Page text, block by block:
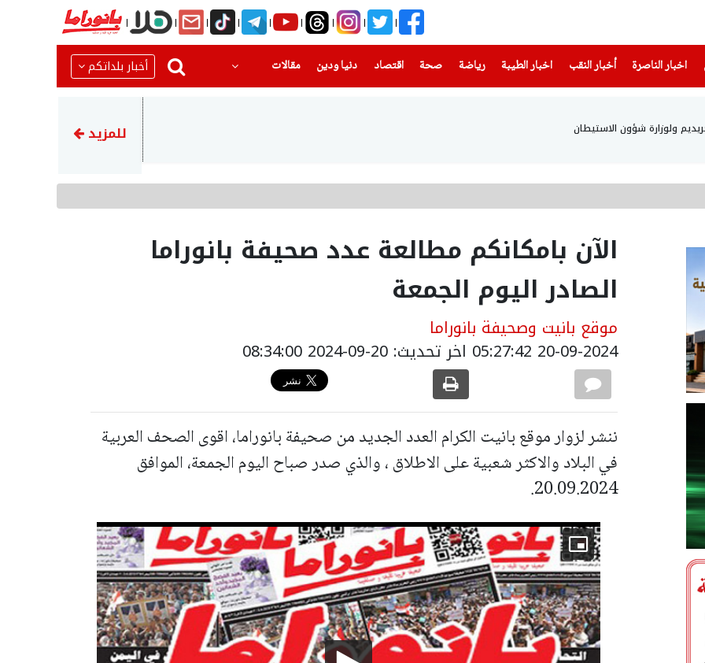
اخبار الناصرة
(current) أخبار النقب اخبار الطيبة(current) رياضة
(current) صحة(current) اقتصاد دنيا ودين
(current) مقالات أخبار بلداتكم
ولوزارة شؤون الاستيطان إيران تهدد بمهاجمة دول
للمزيد
الآن بامكانكم مطالعة عدد صحيفة بانوراما
الصادر اليوم الجمعة
موقع بانيت وصحيفة بانوراما
20-09-2024 05:27:42 اخر تحديث: 20-09-2024 08:34:00
ننشر لزوار موقع بانيت الكرام العدد الجديد من صحيفة بانوراما، اقوى الصحف العربية
في البلاد والاكثر شعبية على الاطلاق ، والذي صدر صباح اليوم الجمعة، الموافق
20.09.2024.